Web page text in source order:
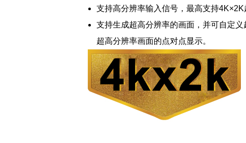
支持高分辨率输入信号，最高支持
支持生成超高分辨率的画面，并可自定
超高分辨率画面的点对点显示。